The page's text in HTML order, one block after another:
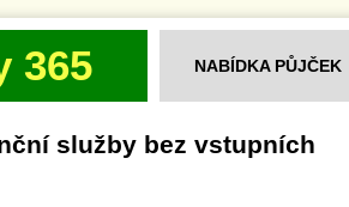
365 NABÍDKA PŮJČEK
služby bez vstupních